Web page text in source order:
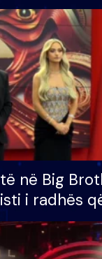
prej
në Big
i radhës